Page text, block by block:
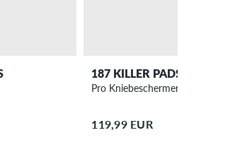
187 KILLER PADS
Pro Kniebeschermer
119,99 EUR